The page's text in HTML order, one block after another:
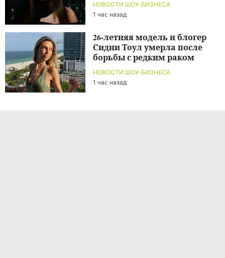
НОВОСТИ ШОУ-БИЗНЕСА
1 час назад
НОВОСТИ ШОУ-БИЗНЕСА
1 час назад
26-летняя модель и блогер
Сидни Тоул умерла после
борьбы с редким раком